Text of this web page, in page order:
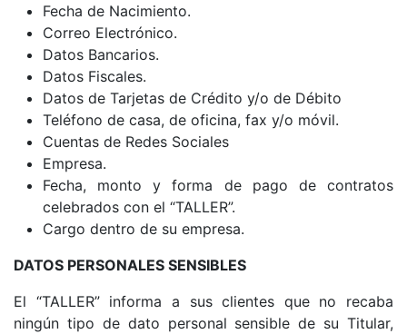
Fecha de Nacimiento.
Correo Electrónico.
Datos Bancarios.
Datos Fiscales.
Datos de Tarjetas de Crédito y/o de Débito
Teléfono de casa, de oficina, fax y/o móvil.
Cuentas de Redes Sociales
Empresa.
Fecha, monto y forma de pago de contratos
celebrados con el “TALLER”.
Cargo dentro de su empresa.
DATOS PERSONALES SENSIBLES
El “TALLER” informa a sus clientes que no recaba
ningún tipo de dato personal sensible de su Titular,